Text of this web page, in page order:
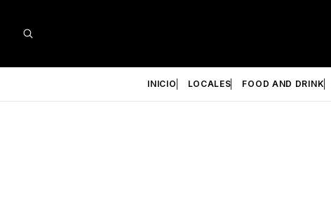
INICIO LOCALES FOOD AND DRINK